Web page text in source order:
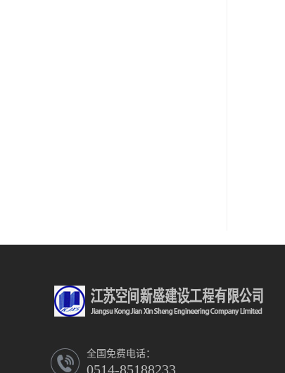
全国免费电话：
0514-85188233